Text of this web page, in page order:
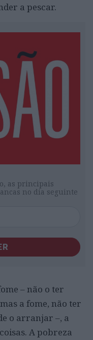
a pescar.
as principais
no dia seguinte
– não o ter
a fome, não ter
o arranjar –, a
A pobreza